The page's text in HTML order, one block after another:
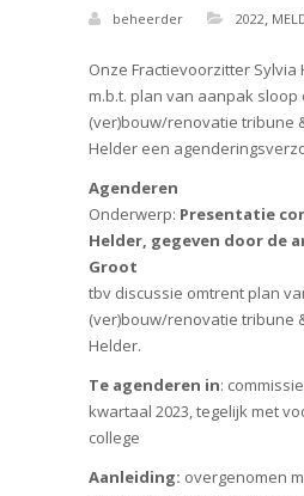
beheerder 2022,
Onze Fractievoorzitter
m.b.t. plan van aanpak sloop
(ver)bouw/renovatie tribune
Helder een
Agenderen
Onderwerp: Presentatie
Helder, gegeven door de
Groot
tbv discussie omtrent plan
(ver)bouw/renovatie tribune
Helder.
Te agenderen in:
kwartaal 2023, tegelijk met
college
Aanleiding: overgenomen